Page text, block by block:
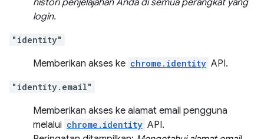
histori penjelajahan Anda di semua perangkat yang
login.
"identity"
Memberikan akses ke chrome.identity API.
"identity.email"
Memberikan akses ke alamat email pengguna
melalui chrome.identity API.